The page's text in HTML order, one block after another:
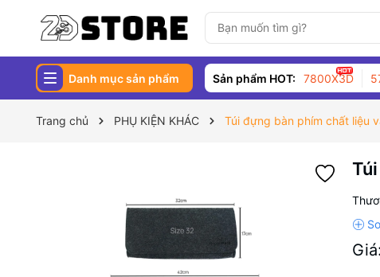
Danh mục sản phẩm Sản phẩm HOT: 7800X3D
Trang chủ PHỤ KIỆN KHÁC Túi đựng bàn phím chất liệu
Giá: